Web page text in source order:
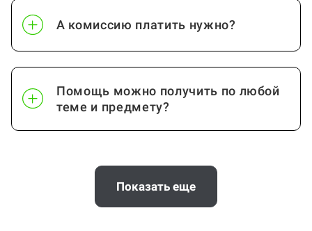
А комиссию платить нужно?
Помощь можно получить по любой
теме и предмету?
Почему выгодно заказать
консультацию по проектной работе
на Work5?
Показать еще